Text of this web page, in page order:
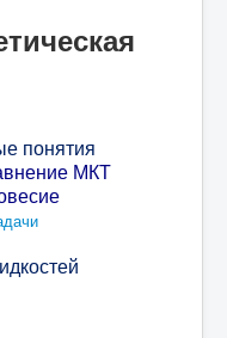
понятия
МКТ